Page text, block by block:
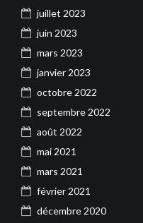
juillet 2023
juin 2023
mars 2023
janvier 2023
octobre 2022
septembre 2022
août 2022
mai 2021
mars 2021
février 2021
décembre 2020